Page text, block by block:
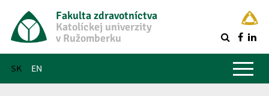
Fakulta zdravotníctva
Katolíckej univerzity
v Ružomberku
SK EN
Hlavné menu